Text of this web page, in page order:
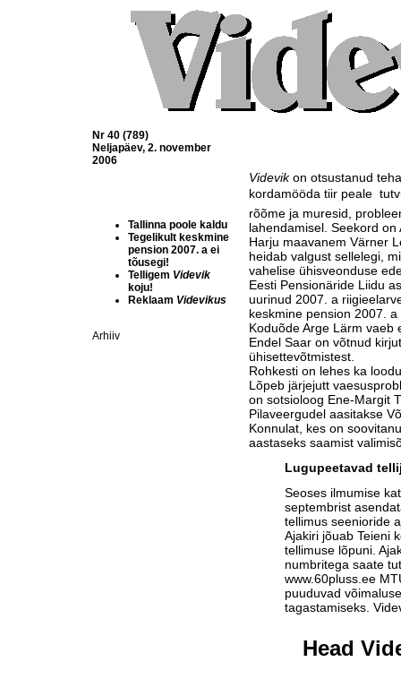
Nr 40 (789)
Neljapäev, 2. november
2006
Tallinna poole kaldu
Tegelikult keskmine
pension 2007. a ei
tõusegi!
Telligem Videvik
koju!
Reklaam Videvikus
Arhiiv
Videvikon otsustanud
kordamööda tiir peale 
rõõme ja muresid,
lahendamisel. Seekord
Harju maavanem Värner
heidab valgust sellelegi,
vahelise ühisveonduse
Eesti Pensionäride Liidu
uurinud 2007. a
keskmine pension 2007.
Koduõde Arge Lärm vaeb
Endel Saar on võtnud
ühisettevõtmistest.
Rohkesti on lehes ka
Lõpeb järjejutt
on sotsioloog Ene-Margit
Pilaveergudel aasitakse
Konnulat, kes on
aastaseks saamist
Lugupeetavad
Seoses ilmumise
septembrist
tellimus seenioride
Ajakiri jõuab Teieni
tellimuse lõpuni.
numbritega saate
www.60pluss.ee
puuduvad
tagastamiseks.
Head